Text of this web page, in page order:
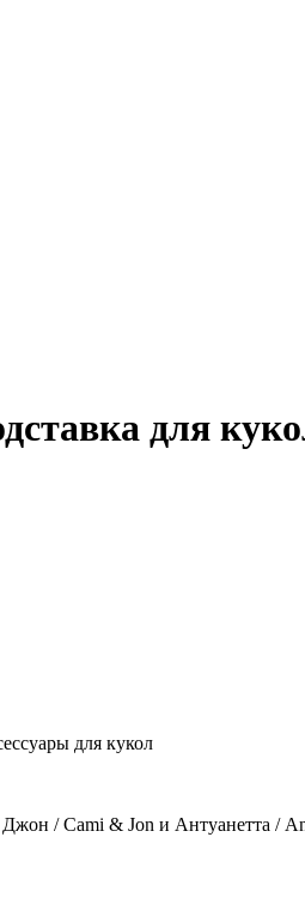
для
для кукол
/ Cami & Jon и Антуанетта /